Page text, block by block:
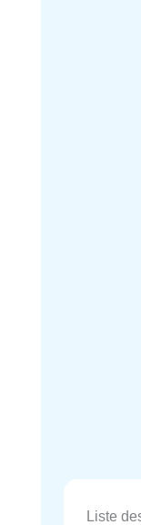
Liste